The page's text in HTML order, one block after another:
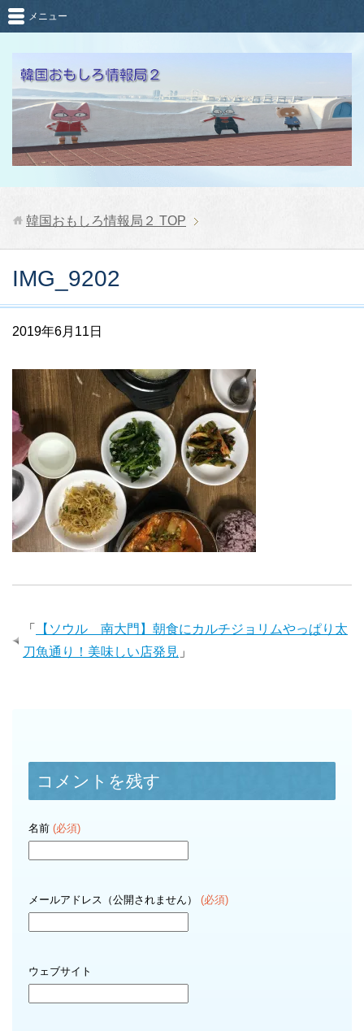
メニュー
韓国おもしろ情報局２ TOP
IMG_9202
2019年6月11日
「
【ソウル 南大門】朝食にカルチジョリムやっぱり太
刀魚通り！美味しい店発見 」
コメントを残す
名前 (必須)
メールアドレス（公開されません） (必須)
ウェブサイト